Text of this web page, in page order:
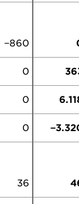
−860
0
0
0
36